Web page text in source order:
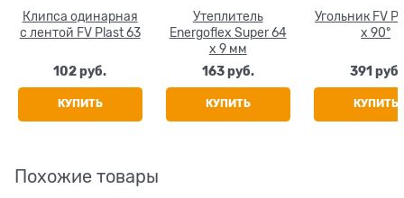
Клипса одинарная
с лентой FV Plast 63
102 руб.
КУПИТЬ
Утеплитель
Energoflex Super 64
x 9 мм
163 руб.
КУПИТЬ
Угольник FV
х 90°
391 руб.
КУПИТЬ
Похожие товары